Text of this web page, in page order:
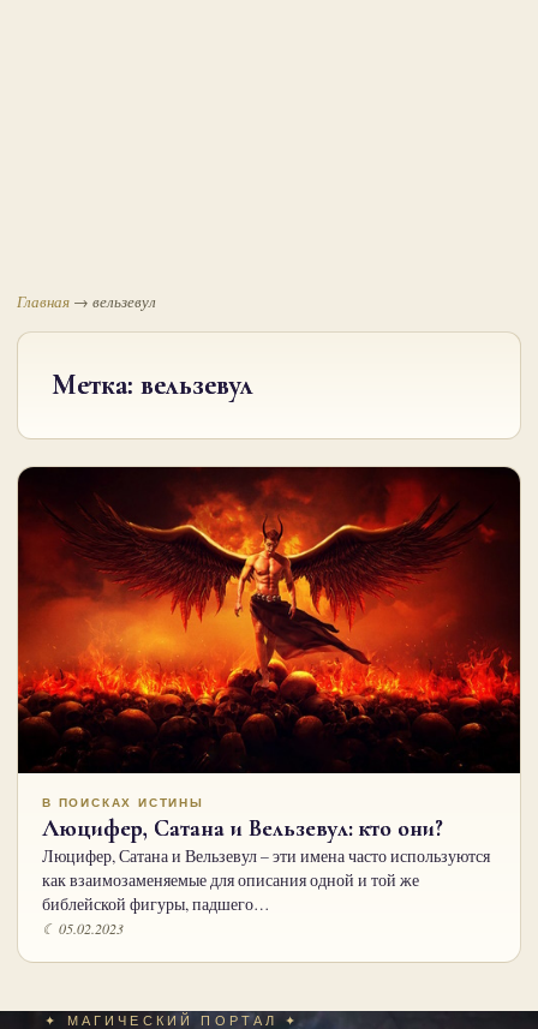
Главная → вельзевул
Метка: вельзевул
В ПОИСКАХ ИСТИНЫ
Люцифер, Сатана и Вельзевул: кто они?
Люцифер, Сатана и Вельзевул – эти имена часто используются
как взаимозаменяемые для описания одной и той же
библейской фигуры, падшего…
☾ 05.02.2023
✦ МАГИЧЕСКИЙ ПОРТАЛ ✦